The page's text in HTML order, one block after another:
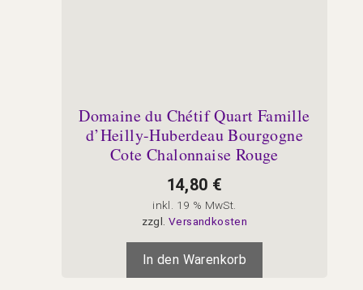
Domaine du Chétif Quart Famille
d’Heilly-Huberdeau Bourgogne
Cote Chalonnaise Rouge
14,80 €
inkl. 19 % MwSt.
zzgl.Versandkosten
In den Warenkorb